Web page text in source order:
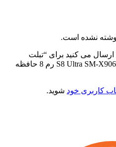
نشده است.
می کنید برای “تبلت
سامسونگ مدل گلکسی تب S8 Ultra SM-X906 5G رم 8 حافظه
کاربری خودشوید.